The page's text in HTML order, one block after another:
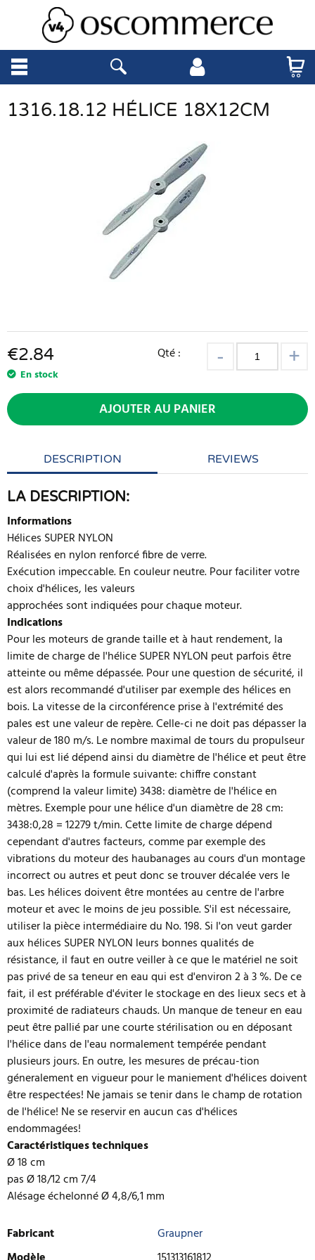
1316.18.12 HÉLICE 18X12CM
€2.84
En stock
Qté :
AJOUTER AU PANIER
DESCRIPTION REVIEWS
LA DESCRIPTION:
Informations
Hélices SUPER NYLON
Réalisées en nylon renforcé fibre de verre.
Exécution impeccable. En couleur neutre. Pour faciliter votre
choix d'hélices, les valeurs
approchées sont indiquées pour chaque moteur.
Indications
Pour les moteurs de grande taille et à haut rendement, la
limite de charge de l'hélice SUPER NYLON peut parfois être
atteinte ou même dépassée. Pour une question de sécurité, il
est alors recommandé d'utiliser par exemple des hélices en
bois. La vitesse de la circonférence prise à l'extrémité des
pales est une valeur de repère. Celle-ci ne doit pas dépasser la
valeur de 180 m/s. Le nombre maximal de tours du propulseur
qui lui est lié dépend ainsi du diamètre de l'hélice et peut être
calculé d'après la formule suivante: chiffre constant
(comprend la valeur limite) 3438: diamètre de l'hélice en
mètres. Exemple pour une hélice d'un diamètre de 28 cm:
3438:0,28 = 12279 t/min. Cette limite de charge dépend
cependant d'autres facteurs, comme par exemple des
vibrations du moteur des haubanages au cours d'un montage
incorrect ou autres et peut donc se trouver décalée vers le
bas. Les hélices doivent être montées au centre de l'arbre
moteur et avec le moins de jeu possible. S'il est nécessaire,
utiliser la pièce intermédiaire du No. 198. Si l'on veut garder
aux hélices SUPER NYLON leurs bonnes qualités de
résistance, il faut en outre veiller à ce que le matériel ne soit
pas privé de sa teneur en eau qui est d'environ 2 à 3 %. De ce
fait, il est préférable d'éviter le stockage en des lieux secs et à
proximité de radiateurs chauds. Un manque de teneur en eau
peut être pallié par une courte stérilisation ou en déposant
l'hélice dans de l'eau normalement tempérée pendant
plusieurs jours. En outre, les mesures de précau-tion
géneralement en vigueur pour le maniement d'hélices doivent
être respectées! Ne jamais se tenir dans le champ de rotation
de l'hélice! Ne se reservir en aucun cas d'hélices
endommagées!
Caractéristiques techniques
Ø 18 cm
pas Ø 18/12 cm 7/4
Alésage échelonné Ø 4,8/6,1 mm
Fabricant
Graupner